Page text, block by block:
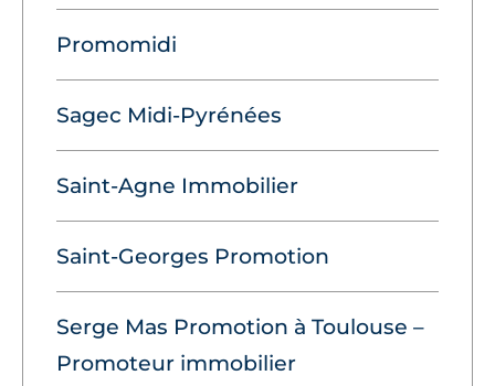
Promomidi
Sagec Midi-Pyrénées
Saint-Agne Immobilier
Saint-Georges Promotion
Serge Mas Promotion à Toulouse –
Promoteur immobilier